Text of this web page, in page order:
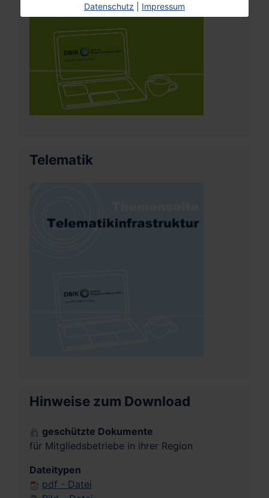
Telematik
Hinweise zum Download
geschützte Dokumente
für Mitgliedsbetriebe in ihrer Region
Dateitypen
pdf - Datei
Datenschutz Impressum